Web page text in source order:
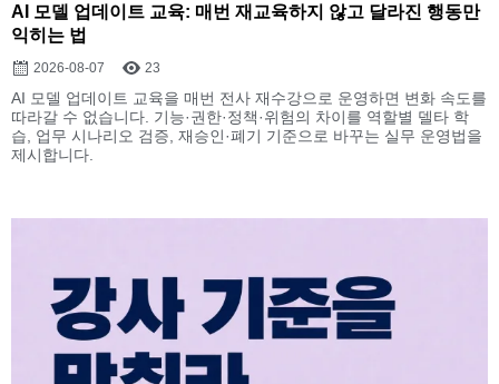
AI 모델 업데이트 교육: 매번 재교육하지 않고 달라진 행동만
익히는 법
2026-08-07 23
AI 모델 업데이트 교육을 매번 전사 재수강으로 운영하면 변화 속도를
따라갈 수 없습니다. 기능·권한·정책·위험의 차이를 역할별 델타 학
습, 업무 시나리오 검증, 재승인·폐기 기준으로 바꾸는 실무 운영법을
제시합니다.